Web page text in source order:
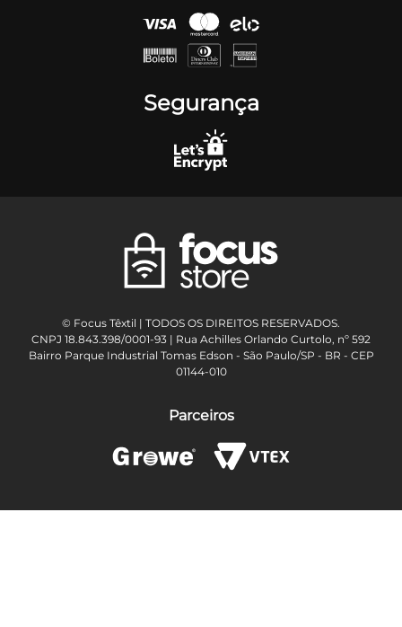
Segurança
© Focus Têxtil | TODOS OS DIREITOS RESERVADOS.
CNPJ 18.843.398/0001-93 | Rua Achilles Orlando Curtolo, nº 592
Bairro Parque Industrial Tomas Edson - São Paulo/SP - BR - CEP
01144-010
Parceiros